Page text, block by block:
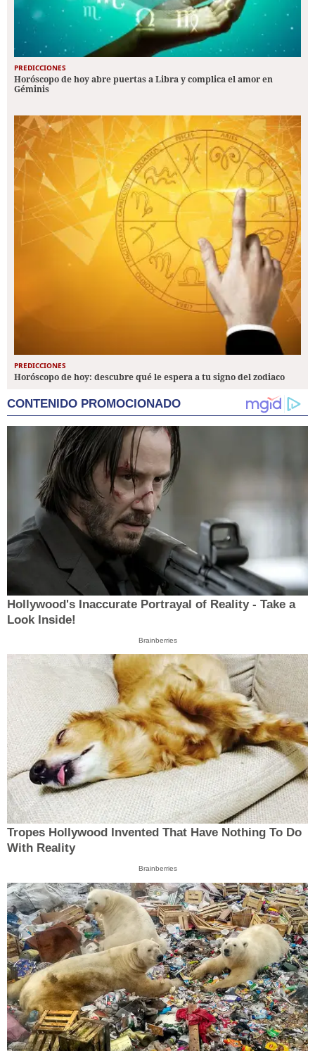
PREDICCIONES
Horóscopo de hoy abre puertas a Libra y complica el amor en
Géminis
PREDICCIONES
Horóscopo de hoy: descubre qué le espera a tu signo del zodiaco
CONTENIDO PROMOCIONADO
Hollywood's Inaccurate Portrayal of Reality - Take a
Look Inside!
Brainberries
Tropes Hollywood Invented That Have Nothing To Do
With Reality
Brainberries